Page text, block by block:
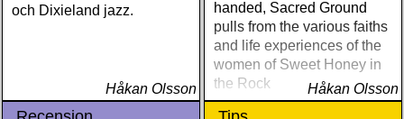
och Dixieland jazz.
Håkan Olsson
handed, Sacred Ground
pulls from the various faiths
and life experiences of the
women of Sweet Honey in
the Rock
Håkan Olsson